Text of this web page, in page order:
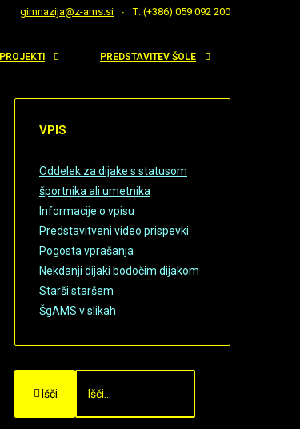
gimnazija@z-ams.si T: (+386) 059 092 200
PROJEKTI PREDSTAVITEV ŠOLE
VPIS
Oddelek za dijake s statusom
športnika ali umetnika
Informacije o vpisu
Predstavitveni video prispevki
Pogosta vprašanja
Nekdanji dijaki bodočim dijakom
Starši staršem
ŠgAMS v slikah
Išči